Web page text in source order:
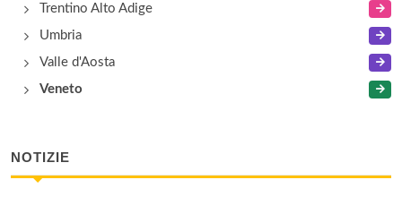
Trentino Alto Adige
Umbria
Valle d'Aosta
Veneto
NOTIZIE